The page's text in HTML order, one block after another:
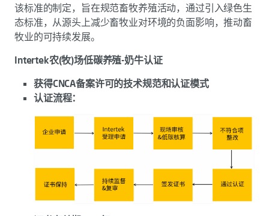
该标准的制定，旨在规范畜牧养殖活动，通过引入绿色生
态标准，从源头上减少畜牧业对环境的负面影响，推动畜
牧业的可持续发展。
Intertek农(牧)场低碳养殖-奶牛认证
获得CNCA备案许可的技术规范和认证模式
认证流程：